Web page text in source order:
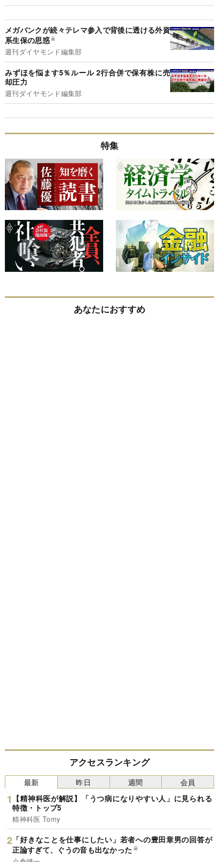
メガバンクが続々テレマ参入で背後に透ける外資
系生保の思惑
週刊ダイヤモンド編集部
みずほを悩ます5％ルール 2行合併で保有株に売
却圧力
週刊ダイヤモンド編集部
特集
あなたにおすすめ
アクセスランキング
最新
【精神科医が解説】「うつ病になりやすい人」に見られる
特徴・トップ5
精神科医 Tomy
「好きなことを仕事にしたい」若者への豊田章男の回答が
正論すぎて、ぐうの音も出なかった
昨日 週間 会員